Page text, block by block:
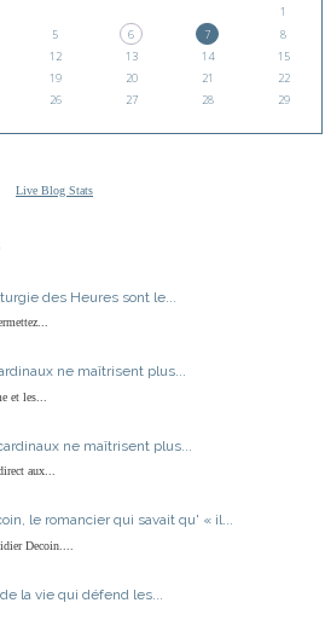
1
5 6 7
8
12 13 14
15
19 20 21
22
26 27 28
29
Live Blog Stats
des Heures sont le...
ne maîtrisent plus...
et les...
ne maîtrisent plus...
aux...
le romancier qui savait qu' « il...
Decoin....
la vie qui défend les...